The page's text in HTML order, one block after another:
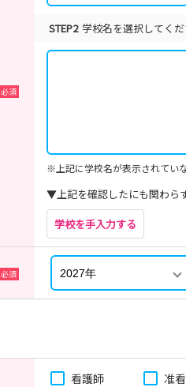
STEP2 学校名を選択してくだ
※上記に学校名が表示されてい
▼上記を確認したにも関わら
学校を手入力する
看護師 准